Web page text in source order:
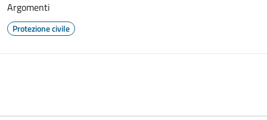
Argomenti
Protezione civile